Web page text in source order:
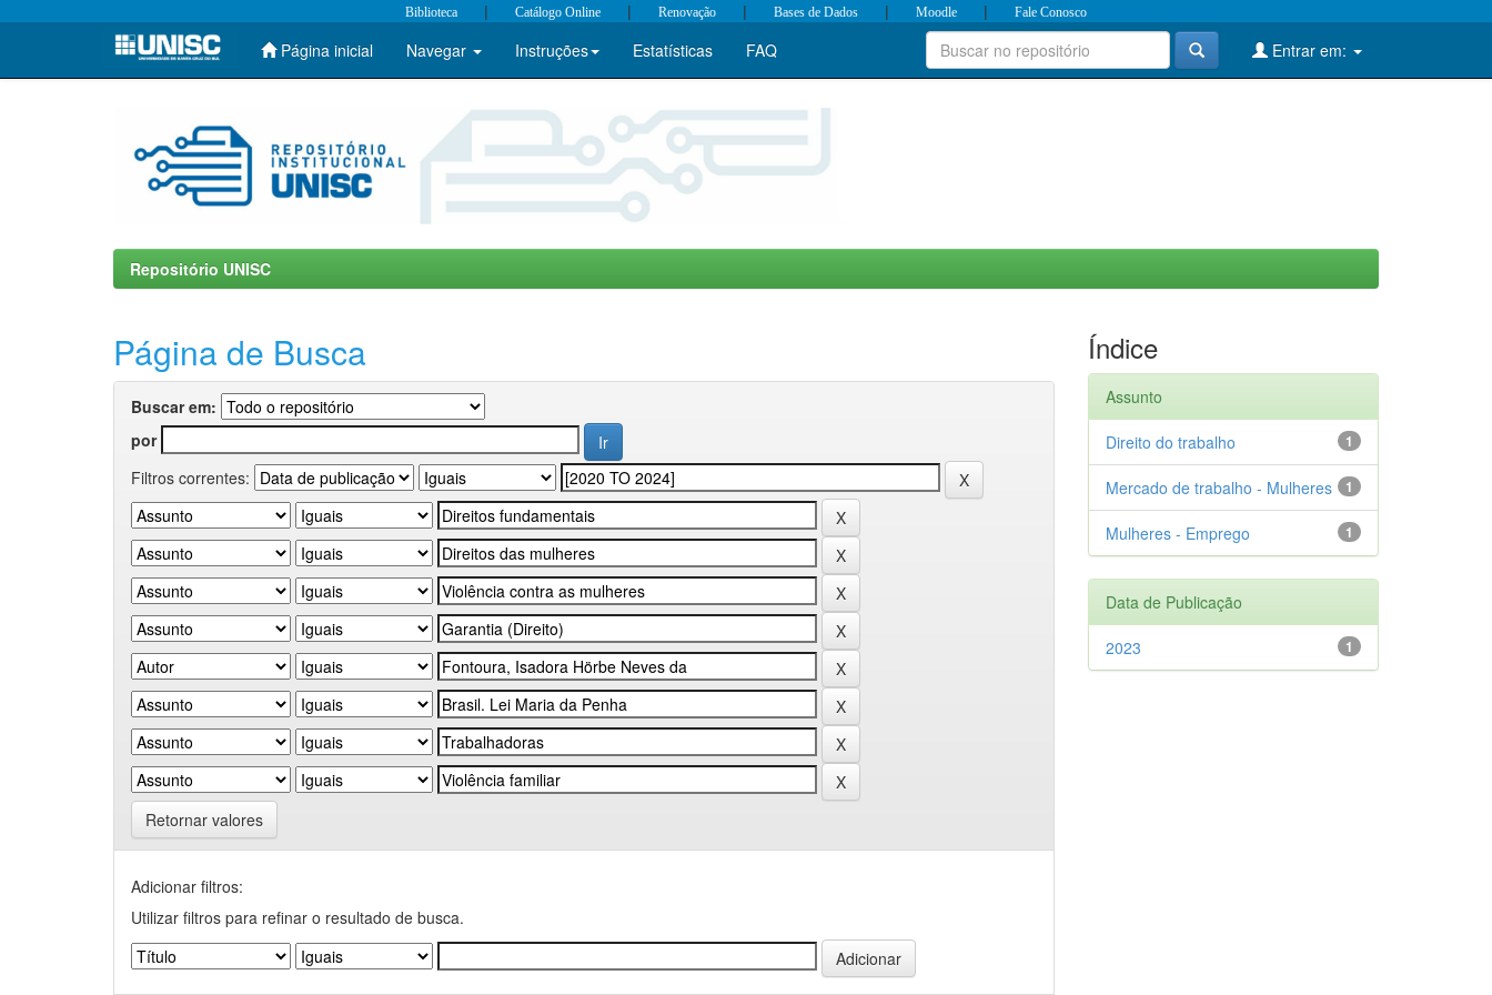
Skip
Biblioteca | Catálogo Online | Renovação | Bases de Dados | Moodle | Fale Conosco
Página inicial Navegar Instruções Estatísticas FAQ Entrar em:
Repositório UNISC
Página de Busca
Buscar em:
por
Filtros correntes:
Retornar valores
Adicionar filtros:
Utilizar filtros para refinar o resultado de busca.
Índice
Assunto
1
Direito do trabalho
1
Mercado de trabalho - Mulheres
1
Mulheres - Emprego
Data de Publicação
1
2023